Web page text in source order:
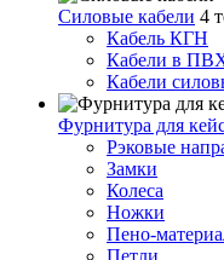
Силовые кабели 4
Кабель КГН
Кабели в
Кабели
Фурнитура для
Рэковые
Замки
Колеса
Ножки
Пено-
Петли